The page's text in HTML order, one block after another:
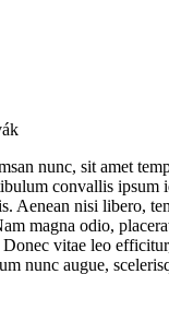
nunc, sit amet
convallis ipsum
Aenean nisi libero,
magna odio,
vitae leo
nunc augue,